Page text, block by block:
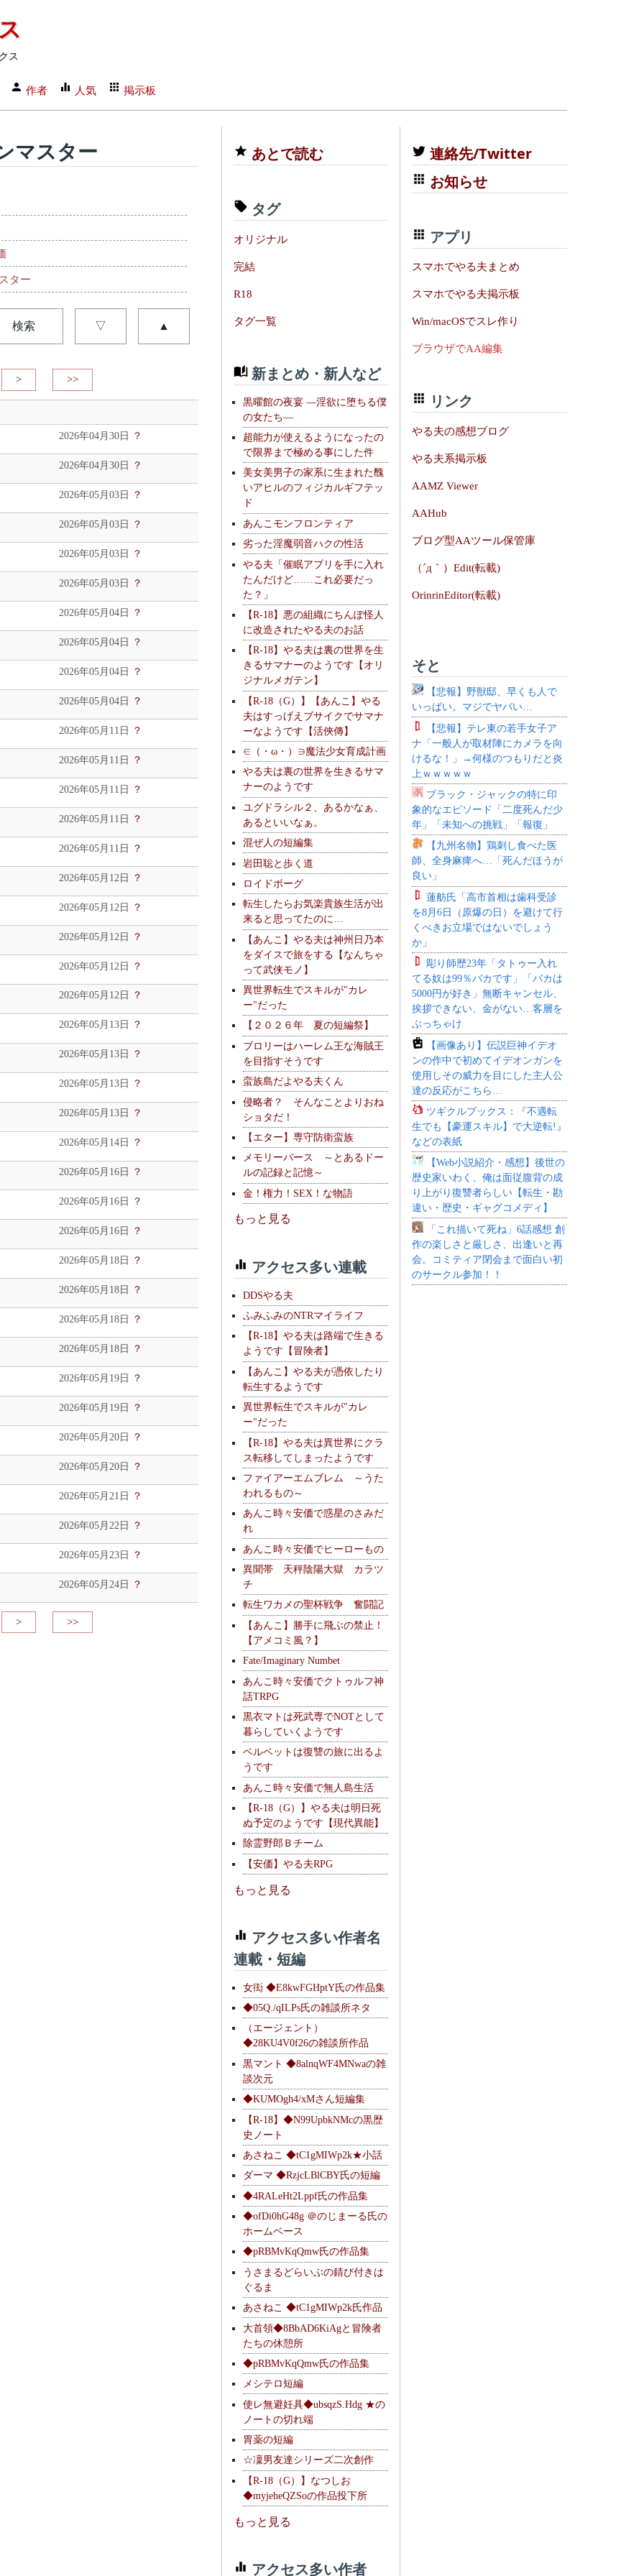
ス
作者 人気 掲示板
マスター
ター
検索 ▽ ▲
> >>
2026年04月30日 ？
2026年04月30日 ？
2026年05月03日 ？
2026年05月03日 ？
2026年05月03日 ？
2026年05月03日 ？
2026年05月04日 ？
2026年05月04日 ？
2026年05月04日 ？
2026年05月04日 ？
2026年05月11日 ？
2026年05月11日 ？
2026年05月11日 ？
2026年05月11日 ？
2026年05月11日 ？
2026年05月12日 ？
2026年05月12日 ？
2026年05月12日 ？
2026年05月12日 ？
2026年05月12日 ？
2026年05月13日 ？
2026年05月13日 ？
2026年05月13日 ？
2026年05月13日 ？
2026年05月14日 ？
2026年05月16日 ？
2026年05月16日 ？
2026年05月16日 ？
2026年05月18日 ？
2026年05月18日 ？
2026年05月18日 ？
2026年05月18日 ？
2026年05月19日 ？
2026年05月19日 ？
2026年05月20日 ？
2026年05月20日 ？
2026年05月21日 ？
2026年05月22日 ？
2026年05月23日 ？
2026年05月24日 ？
> >>
あとで読む
タグ
オリジナル
完結
R18
タグ一覧
新まとめ・新人など
黒曜館の夜宴 —淫欲に堕ちる僕
の女たち—
超能力が使えるようになったの
で限界まで極める事にした件
美女美男子の家系に生まれた醜
いアヒルのフィジカルギフテッ
ド
あんこモンフロンティア
劣った淫魔弱音ハクの性活
やる夫「催眠アプリを手に入れ
たんだけど……これ必要だっ
た？」
【R-18】悪の組織にちんぽ怪人
に改造されたやる夫のお話
【R-18】やる夫は裏の世界を生
きるサマナーのようです【オリ
ジナルメガテン】
【R-18（G）】【あんこ】やる
夫はすっげえブサイクでサマナ
ーなようです【活俠傳】
∈（・ω・）∋魔法少女育成計画
やる夫は裏の世界を生きるサマ
ナーのようです
ユグドラシル２、あるかなぁ、
あるといいなぁ。
混ぜ人の短編集
岩田聡と歩く道
ロイドボーグ
転生したらお気楽貴族生活が出
来ると思ってたのに…
【あんこ】やる夫は神州日乃本
をダイスで旅をする【なんちゃ
って武侠モノ】
異世界転生でスキルが"カレ
ー"だった
【２０２６年 夏の短編祭】
ブロリーはハーレム王な海賊王
を目指すそうです
蛮族島だよやる夫くん
侵略者？ そんなことよりおね
ショタだ！
【エター】専守防衛蛮族
メモリーバース ～とあるドー
ルの記録と記憶～
金！権力！SEX！な物語
もっと見る
アクセス多い連載
DDSやる夫
ふみふみのNTRマイライフ
【R-18】やる夫は路端で生きる
ようです【冒険者】
【あんこ】やる夫が憑依したり
転生するようです
異世界転生でスキルが"カレ
ー"だった
【R-18】やる夫は異世界にクラ
ス転移してしまったようです
ファイアーエムブレム ～うた
われるもの～
あんこ時々安価で惑星のさみだ
れ
あんこ時々安価でヒーローもの
異聞帯 天秤陰陽大獄 カラツ
チ
転生ワカメの聖杯戦争 奮闘記
【あんこ】勝手に飛ぶの禁止！
【アメコミ風？】
Fate/Imaginary Numbet
あんこ時々安価でクトゥルフ神
話TRPG
黒衣マトは死武専でNOTとして
暮らしていくようです
ベルベットは復讐の旅に出るよ
うです
あんこ時々安価で無人島生活
【R-18（G）】やる夫は明日死
ぬ予定のようです【現代異能】
除霊野郎Ｂチーム
【安価】やる夫RPG
もっと見る
アクセス多い作者名
連載・短編
女衒 ◆E8kwFGHptY氏の作品集
◆05Q./qILPs氏の雑談所ネタ
（エージェント）
◆28KU4V0f26の雑談所作品
黒マント ◆8alnqWF4MNwaの雑
談次元
◆KUMOgh4/xMさん短編集
【R-18】◆N99UpbkNMcの黒歴
史ノート
あさねこ ◆tC1gMIWp2k★小話
ダーマ ◆RzjcLBlCBY氏の短編
◆4RALeHt2Lppf氏の作品集
◆ofDi0hG48g ＠のじまーる氏の
ホームベース
◆pRBMvKqQmw氏の作品集
うさまるどらいぶの錆び付きは
ぐるま
あさねこ ◆tC1gMIWp2k氏作品
大首領◆8BbAD6KiAgと冒険者
たちの休憩所
◆pRBMvKqQmw氏の作品集
メシテロ短編
使レ無避妊具◆ubsqzS.Hdg ★の
ノートの切れ端
胃薬の短編
☆凜男友達シリーズ二次創作
【R-18（G）】なつしお
◆myjeheQZSoの作品投下所
もっと見る
アクセス多い作者
連絡先/Twitter
お知らせ
アプリ
スマホでやる夫まとめ
スマホでやる夫掲示板
Win/macOSでスレ作り
ブラウザでAA編集
リンク
やる夫の感想ブログ
やる夫系掲示板
AAMZ Viewer
AAHub
ブログ型AAツール保管庫
（´д｀）Edit(転載)
OrinrinEditor(転載)
そと
【悲報】野獣邸、早くも人で
いっぱい。マジでヤバい…
【悲報】テレ東の若手女子ア
ナ「一般人が取材陣にカメラを向
けるな！」→何様のつもりだと炎
上ｗｗｗｗｗ
ブラック・ジャックの特に印
象的なエピソード「二度死んだ少
年」「未知への挑戦」「報復」
【九州名物】鶏刺し食べた医
師、全身麻痺へ…「死んだほうが
良い」
蓮舫氏「高市首相は歯科受診
を8月6日（原爆の日）を避けて行
くべきお立場ではないでしょう
か」
彫り師歴23年「タトゥー入れ
てる奴は99％バカです」「バカは
5000円が好き」無断キャンセル、
挨拶できない、金がない…客層を
ぶっちゃけ
【画像あり】伝説巨神イデオ
ンの作中で初めてイデオンガンを
使用しその威力を目にした主人公
達の反応がこちら…
ツギクルブックス：『不遇転
生でも【豪運スキル】で大逆転!』
などの表紙
【Web小説紹介・感想】後世の
歴史家いわく、俺は面従腹背の成
り上がり復讐者らしい【転生・勘
違い・歴史・ギャグコメディ】
「これ描いて死ね」6話感想 創
作の楽しさと厳しさ、出逢いと再
会。コミティア閉会まで面白い初
のサークル参加！！